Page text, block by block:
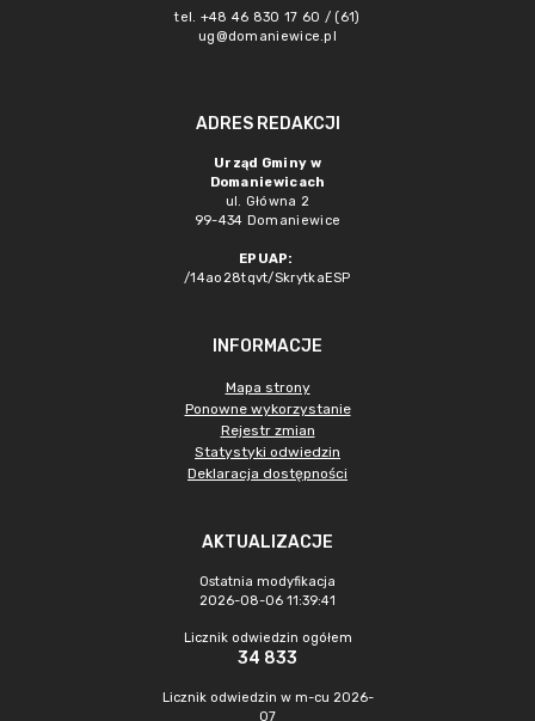
tel. +48 46 830 17 60 / (61)
ug@domaniewice.pl
ADRES REDAKCJI
Urząd Gminy w
Domaniewicach
ul. Główna 2
99-434 Domaniewice
EPUAP:
/14ao28tqvt/SkrytkaESP
INFORMACJE
Mapa strony
Ponowne wykorzystanie
Rejestr zmian
Statystyki odwiedzin
Deklaracja dostępności
AKTUALIZACJE
Ostatnia modyfikacja
2026-08-06 11:39:41
Licznik odwiedzin ogółem
34 833
Licznik odwiedzin w m-cu 2026-
07